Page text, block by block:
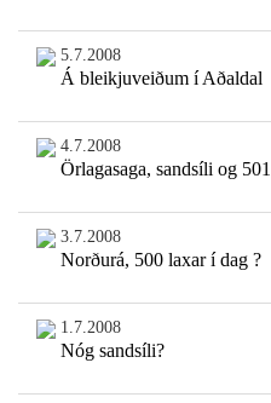
5.7.2008
Á bleikjuveiðum í Aðaldal
4.7.2008
Örlagasaga, sandsíli og 501
3.7.2008
Norðurá, 500 laxar í dag ?
1.7.2008
Nóg sandsíli?